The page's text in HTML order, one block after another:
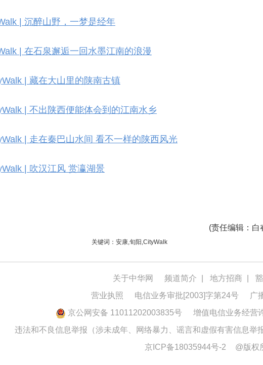
| 沉醉山野，一梦是经年
| 在石泉邂逅一回水墨江南的浪漫
| 藏在大山里的陕南古镇
| 不出陕西便能体会到的江南水乡
| 走在秦巴山水间 看不一样的陕西风光
| 吹汉江风 赏瀛湖景
(责任编辑 ：
关键词：安康,旬阳,CityWalk
关于中华网 频道简介 地方招商
营业执照
电信业务审批[2003]字第24号
广
京公网安备 11011202003835号
增值电信业务经营
违法和不良信息举报（涉未成年、网络暴力、谣言和虚假有害信息举
京ICP备18035944号-2
@版权